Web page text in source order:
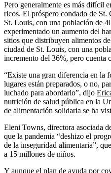
Pero generalmente es más difícil
ricos. El próspero condado de St.
St. Louis, con una población de
experimentado un aumento del
sitios que distribuyen alimentos
ciudad de St. Louis, con una
incremento del 36%, pero cuenta
“Existe una gran diferencia en la
lugares están preparados, o no,
luchado para abordarlo”, dijo
nutrición de salud pública en la
de alimentación solidaria se ha
Eleni Towns, directora asociada
que la pandemia “deshizo el
de la inseguridad alimentaria”,
a 15 millones de niños.
Y aunque el plan de ayuda por